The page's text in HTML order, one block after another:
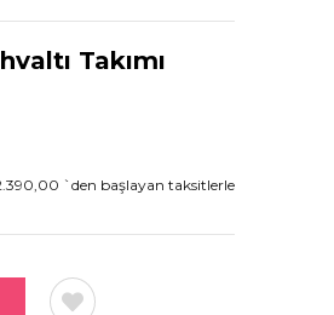
Takımı
`den başlayan taksitlerle